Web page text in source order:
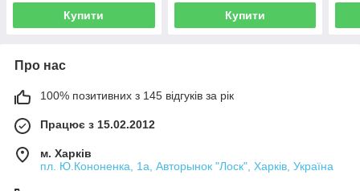
Купити Купити
Про нас
100% позитивних з 145 відгуків за рік
Працює з 15.02.2012
м. Харків
пл. Ю.Кононенка, 1а, Авторынок "Лоск", Харків, Україна